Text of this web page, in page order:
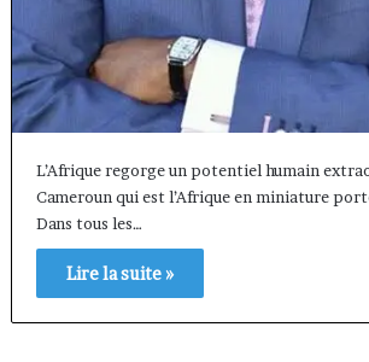
L’Afrique regorge un potentiel humain
Cameroun qui est l’Afrique en miniature
Dans tous les…
Lire la suite »